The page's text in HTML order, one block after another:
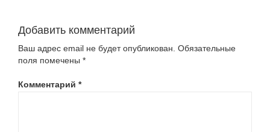
Добавить комментарий
Ваш адрес email не будет опубликован. Обязательные
поля помечены *
Комментарий *